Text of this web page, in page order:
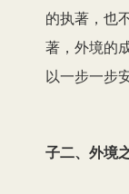
的执著，也
著，外境的
以一步一步
子二、外境